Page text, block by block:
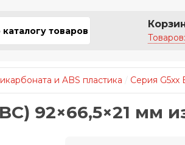
и ABS пластика Серия G5xx
92×66,5×21 мм